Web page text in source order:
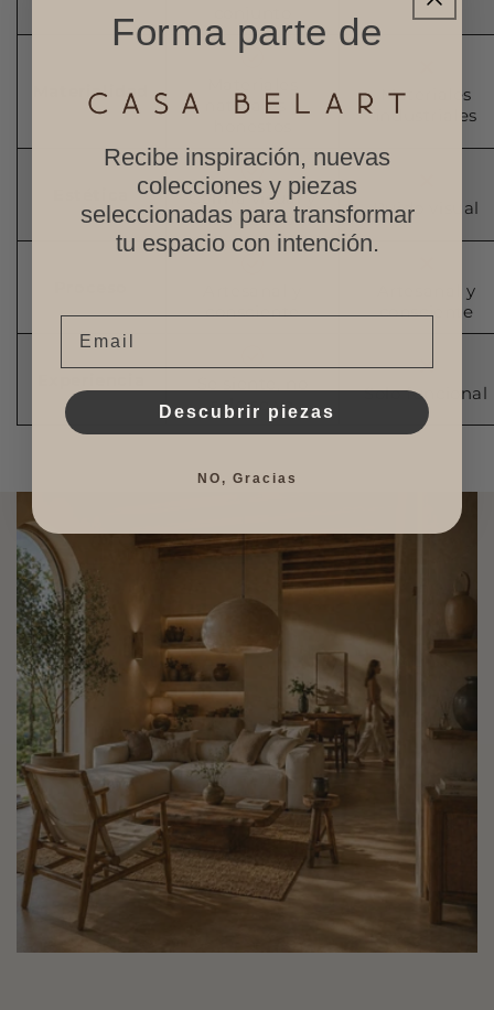
Materialidad
naturales y
Materiales
industriales
Calma visual y
equilibrio
Ruido visual
consciente
Artesanal y
consciente
solo se ve
Solo funcional
Forma parte de
Recibe inspiración, nuevas
colecciones y piezas
seleccionadas para transformar
tu espacio con intención.
Descubrir piezas
NO, Gracias